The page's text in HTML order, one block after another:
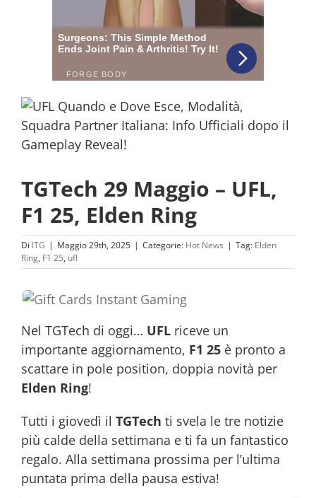
TGTech 29 Maggio – UFL,
F1 25, Elden Ring
Di ITG | Maggio 29th, 2025 | Categorie: Hot News | Tag: Elden
Ring, F1 25, ufl
Nel TGTech di oggi… UFL riceve un
importante aggiornamento, F1 25 è pronto a
scattare in pole position, doppia novità per
Elden Ring!
Tutti i giovedì il TGTech ti svela le tre notizie
più calde della settimana e ti fa un fantastico
regalo. Alla settimana prossima per l’ultima
puntata prima della pausa estiva!